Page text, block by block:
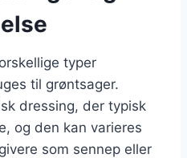
typer
til grøntsager.
dressing, der typisk
og den kan varieres
som sennep eller